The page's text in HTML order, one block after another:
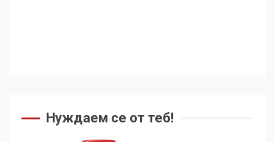
Нуждаем се от теб!
Как се вземат милиони за